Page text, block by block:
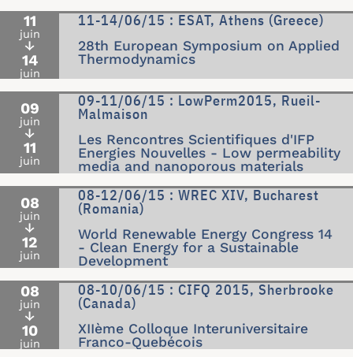
11
juin
↓
14
juin
11-14/06/15 : ESAT, Athens (Greece)
28th European Symposium on Applied
Thermodynamics
09
juin
↓
11
juin
09-11/06/15 : LowPerm2015, Rueil-
Malmaison
Les Rencontres Scientifiques d'IFP
Energies Nouvelles - Low permeability
media and nanoporous materials
08
juin
↓
12
juin
08-12/06/15 : WREC XIV, Bucharest
(Romania)
World Renewable Energy Congress 14
- Clean Energy for a Sustainable
Development
08
juin
↓
10
juin
08-10/06/15 : CIFQ 2015, Sherbrooke
(Canada)
XIIème Colloque Interuniversitaire
Franco-Quebécois